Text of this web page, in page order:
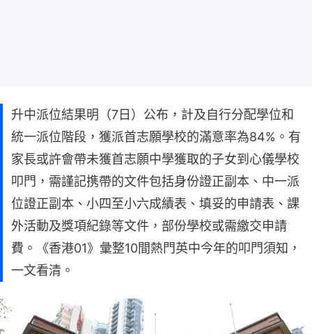
升中派位結果明（7日）公布，計及自行分配學位和
統一派位階段，獲派首志願學校的滿意率為84%。有
家長或許會帶未獲首志願中學獲取的子女到心儀學校
叩門，需謹記携帶的文件包括身份證正副本、中一派
位證正副本、小四至小六成績表、填妥的申請表、課
外活動及獎項紀錄等文件，部份學校或需繳交申請
費。《香港01》彙整10間熱門英中今年的叩門須知，
一文看清。